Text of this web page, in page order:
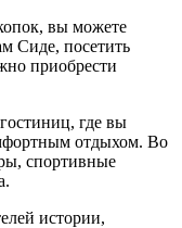
вы можете
Сиде, посетить
приобрести
где вы
отдыхом. Во
спортивные
истории,